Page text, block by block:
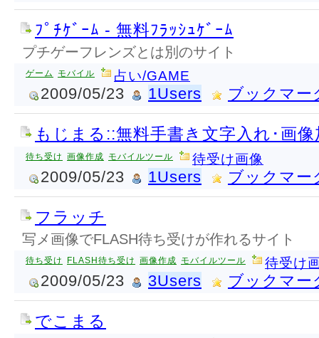
ﾌﾟﾁｹﾞｰﾑ - 無料ﾌﾗｯｼｭｹﾞｰﾑ
プチゲーフレンズとは別のサイト
ゲーム モバイル 占い/GAME
2009/05/23 1Users ブックマー
もじまる::無料手書き文字入れ･画像
待ち受け 画像作成 モバイルツール 待受け画像
2009/05/23 1Users ブックマー
フラッチ
写メ画像でFLASH待ち受けが作れるサイト
待ち受け FLASH待ち受け 画像作成 モバイルツール 待受け
2009/05/23 3Users ブックマー
でこまる